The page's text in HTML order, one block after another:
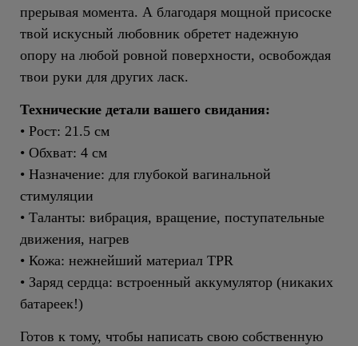
прерывая момента. А благодаря мощной присоске
твой искусный любовник обретет надежную
опору на любой ровной поверхности, освобождая
твои руки для других ласк.
Технические детали вашего свидания:
• Рост: 21.5 см
• Обхват: 4 см
• Назначение: для глубокой вагинальной
стимуляции
• Таланты: вибрация, вращение, поступательные
движения, нагрев
• Кожа: нежнейший материал TPR
• Заряд сердца: встроенный аккумулятор (никаких
батареек!)
Готов к тому, чтобы написать свою собственную